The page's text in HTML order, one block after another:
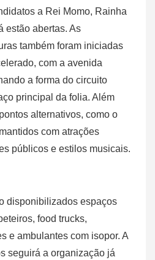
a Rei Momo, Rainha
estão abertas. As
também foram iniciadas
com a avenida
a forma do circuito
principal da folia. Além
alternativos, como o
com atrações
públicos e estilos musicais.
disponibilizados espaços
food trucks,
e ambulantes com isopor. A
seguirá a organização já